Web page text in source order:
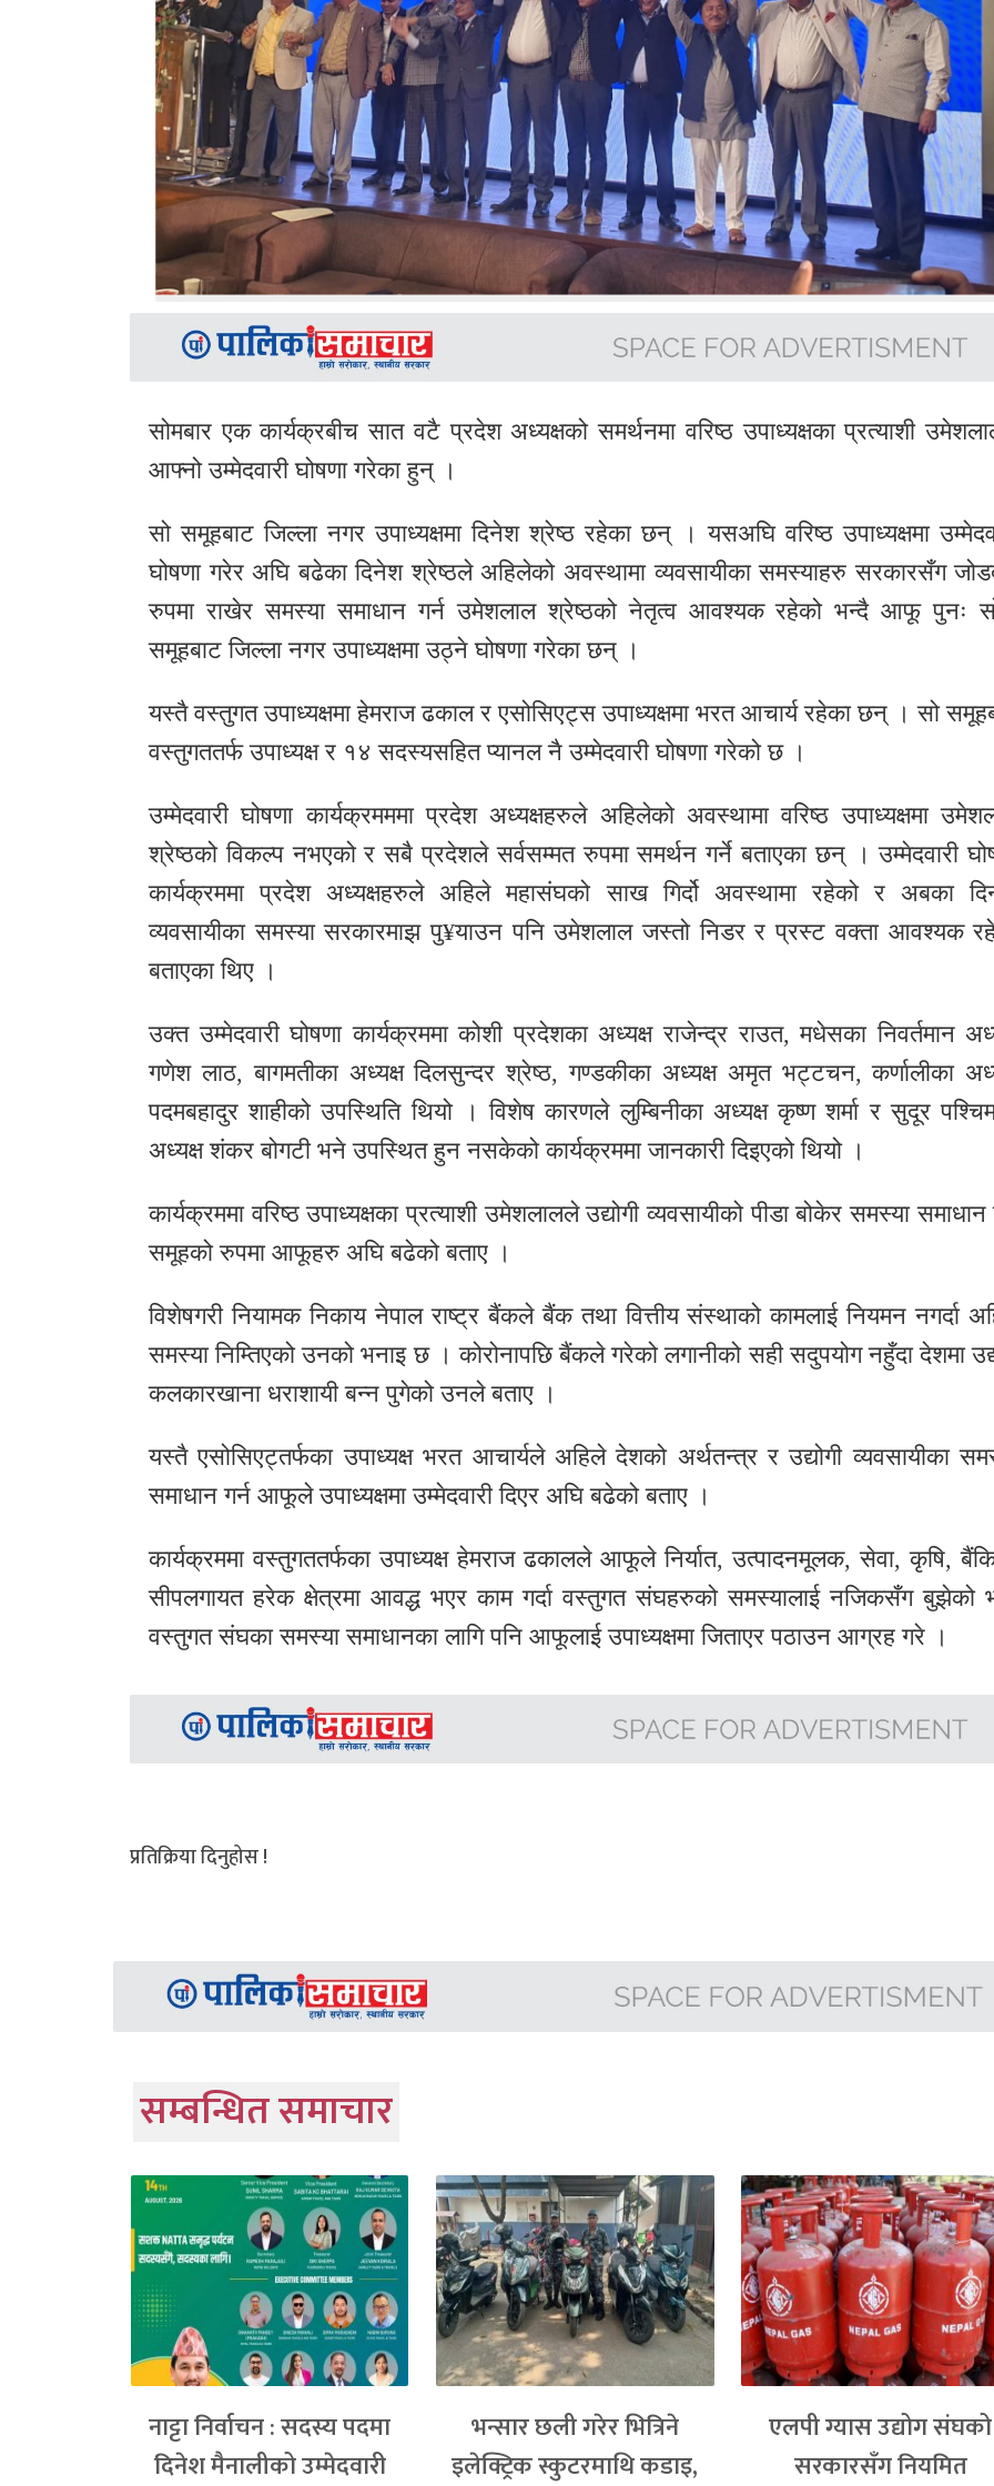
सोमबार एक कार्यक्रबीच सात वटै प्रदेश अध्यक्षको समर्थनमा वरिष्ठ उपाध्यक्षका प्रत्याशी
आफ्नो उम्मेदवारी घोषणा गरेका हुन् ।
सो समूहबाट जिल्ला नगर उपाध्यक्षमा दिनेश श्रेष्ठ रहेका छन् । यसअघि वरिष्ठ उपाध्यक्षमा
घोषणा गरेर अघि बढेका दिनेश श्रेष्ठले अहिलेको अवस्थामा व्यवसायीका समस्याहरु सरकारसँग
रुपमा राखेर समस्या समाधान गर्न उमेशलाल श्रेष्ठको नेतृत्व आवश्यक रहेको भन्दै आफू पुनः
समूहबाट जिल्ला नगर उपाध्यक्षमा उठ्ने घोषणा गरेका छन् ।
यस्तै वस्तुगत उपाध्यक्षमा हेमराज ढकाल र एसोसिएट्स उपाध्यक्षमा भरत आचार्य रहेका छन् । सो
वस्तुगततर्फ उपाध्यक्ष र १४ सदस्यसहित प्यानल नै उम्मेदवारी घोषणा गरेको छ ।
उम्मेदवारी घोषणा कार्यक्रमममा प्रदेश अध्यक्षहरुले अहिलेको अवस्थामा वरिष्ठ उपाध्यक्षमा
श्रेष्ठको विकल्प नभएको र सबै प्रदेशले सर्वसम्मत रुपमा समर्थन गर्ने बताएका छन् । उम्मेदवारी
कार्यक्रममा प्रदेश अध्यक्षहरुले अहिले महासंघको साख गिर्दो अवस्थामा रहेको र अबका
व्यवसायीका समस्या सरकारमाझ पु¥याउन पनि उमेशलाल जस्तो निडर र प्रस्ट वक्ता आवश्यक
बताएका थिए ।
उक्त उम्मेदवारी घोषणा कार्यक्रममा कोशी प्रदेशका अध्यक्ष राजेन्द्र राउत, मधेसका निवर्तमान
गणेश लाठ, बागमतीका अध्यक्ष दिलसुन्दर श्रेष्ठ, गण्डकीका अध्यक्ष अमृत भट्टचन, कर्णालीका
पदमबहादुर शाहीको उपस्थिति थियो । विशेष कारणले लुम्बिनीका अध्यक्ष कृष्ण शर्मा र सुदूर
अध्यक्ष शंकर बोगटी भने उपस्थित हुन नसकेको कार्यक्रममा जानकारी दिइएको थियो ।
कार्यक्रममा वरिष्ठ उपाध्यक्षका प्रत्याशी उमेशलालले उद्योगी व्यवसायीको पीडा बोकेर समस्या समाधान
समूहको रुपमा आफूहरु अघि बढेको बताए ।
विशेषगरी नियामक निकाय नेपाल राष्ट्र बैंकले बैंक तथा वित्तीय संस्थाको कामलाई नियमन नगर्दा
समस्या निम्तिएको उनको भनाइ छ । कोरोनापछि बैंकले गरेको लगानीको सही सदुपयोग नहुँदा देशमा
कलकारखाना धराशायी बन्न पुगेको उनले बताए ।
यस्तै एसोसिएट्तर्फका उपाध्यक्ष भरत आचार्यले अहिले देशको अर्थतन्त्र र उद्योगी व्यवसायीका
समाधान गर्न आफूले उपाध्यक्षमा उम्मेदवारी दिएर अघि बढेको बताए ।
कार्यक्रममा वस्तुगततर्फका उपाध्यक्ष हेमराज ढकालले आफूले निर्यात, उत्पादनमूलक, सेवा, कृषि,
सीपलगायत हरेक क्षेत्रमा आवद्ध भएर काम गर्दा वस्तुगत संघहरुको समस्यालाई नजिकसँग बुझेको
वस्तुगत संघका समस्या समाधानका लागि पनि आफूलाई उपाध्यक्षमा जिताएर पठाउन आग्रह गरे ।
प्रतिक्रिया दिनुहोस !
सम्बन्धित समाचार
नाट्टा निर्वाचन : सदस्य पदमा
दिनेश मैनालीको उम्मेदवारी
भन्सार छली गरेर भित्रिने
इलेक्ट्रिक स्कुटरमाथि कडाइ,
एलपी ग्यास उद्योग संघको
सरकारसँग नियमित